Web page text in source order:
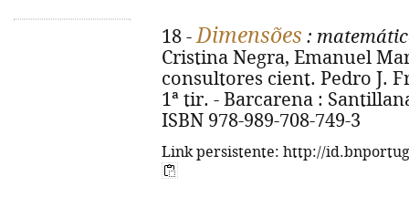
18 -Dimensões :
Cristina Negra, Emanuel
consultores cient. Pedro J.
1ª tir. - Barcarena :
ISBN 978-989-708-749-3
Link persistente: http://